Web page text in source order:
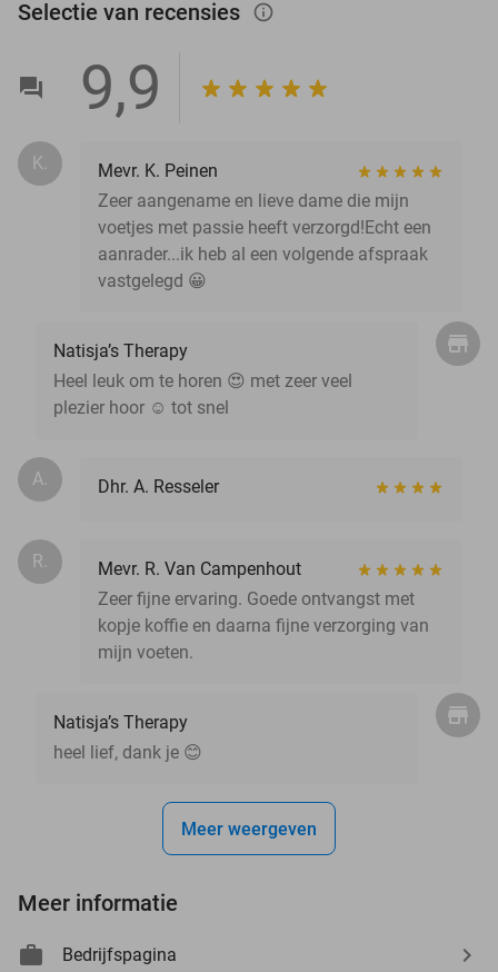
Selectie van recensies info_outlined
9,9
K.
Mevr. K. Peinen
Zeer aangename en lieve dame die mijn
voetjes met passie heeft verzorgd!Echt een
aanrader...ik heb al een volgende afspraak
vastgelegd 😀
Natisja’s Therapy
Heel leuk om te horen 😍 met zeer veel
plezier hoor ☺️ tot snel
A. Dhr. A. Resseler
R.
Mevr. R. Van Campenhout
Zeer fijne ervaring. Goede ontvangst met
kopje koffie en daarna fijne verzorging van
mijn voeten.
Natisja’s Therapy
heel lief, dank je 😊
Meer weergeven
Meer informatie
Bedrijfspagina